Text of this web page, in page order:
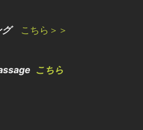
こちら＞＞
こちら